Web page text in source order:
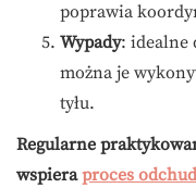
poprawia
Wypady: idealne
można je
tyłu.
Regularne
wspieraproces